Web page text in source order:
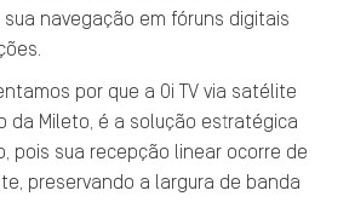
navegação em fóruns digitais
por que a Oi TV via satélite
da Mileto, é a solução estratégica
pois sua recepção linear ocorre de
preservando a largura de banda